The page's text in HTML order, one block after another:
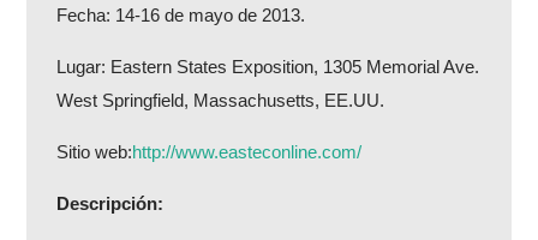
Fecha: 14-16 de mayo de 2013.
Lugar: Eastern States Exposition, 1305 Memorial Ave.
West Springfield, Massachusetts, EE.UU.
Sitio web:http://www.easteconline.com/
Descripción: